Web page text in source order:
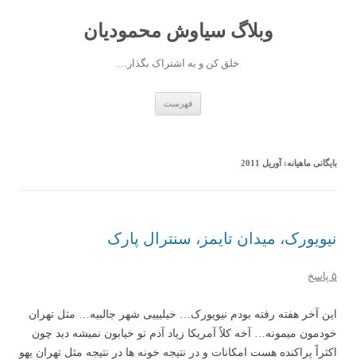
وبلاگ سیاوش محمودیان
خلق کن و به اشتراک بگذار…
فهرست
بایگانی ماهیانه: آوریل 2011
نیویورک، میدان تایمز، سنترال پارک
۵ پاسخ
این آخر هفته رفته بودم نیویورک… خیلیییی شهر جالبیه… مثل تهران
خودمون میمونه… آخه کلاً آمریکا زیاد آدم تو خیابون نمیشه دید چون
اکثراً پراکنده هست امکانات و در نتیجه خونه ها در نتیجه مثل تهران یهو